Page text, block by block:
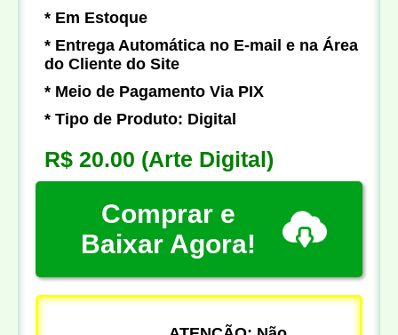
* Em Estoque
* Entrega Automática no E-mail e na Área
do Cliente do Site
* Meio de Pagamento Via PIX
* Tipo de Produto: Digital
R$ 20.00 (Arte Digital)
Comprar e
Baixar Agora!